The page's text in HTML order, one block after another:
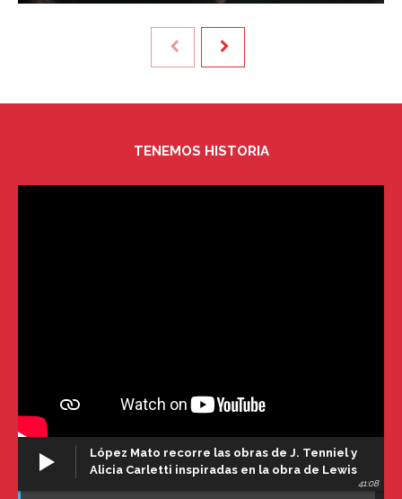
TENEMOS HISTORIA
López Mato recorre las obras de J. Tenniel y
Alicia Carletti inspiradas en la obra de Lewis
41:08